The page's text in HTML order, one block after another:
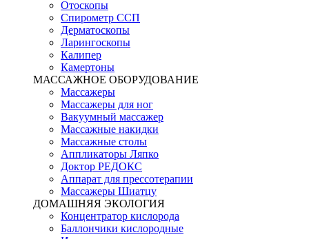
Отоскопы
Спирометр ССП
Дерматоскопы
Ларингоскопы
Калипер
Камертоны
МАССАЖНОЕ ОБОРУДОВАНИЕ
Массажеры
Массажеры для ног
Вакуумный массажер
Массажные накидки
Массажные столы
Аппликаторы Ляпко
Доктор РЕДОКС
Аппарат для прессотерапии
Массажеры Шиатцу
ДОМАШНЯЯ ЭКОЛОГИЯ
Концентратор кислорода
Баллончики кислородные